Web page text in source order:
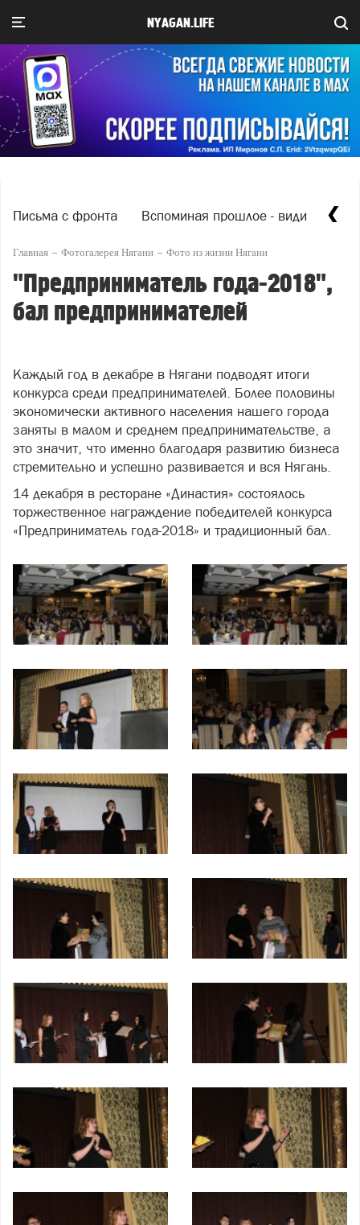
NYAGAN.LIFE
Письма с фронта Вспоминая прошлое - видим
Главная Фотогалерея Нягани Фото из жизни Нягани
"Предприниматель года-2018",
бал предпринимателей
Каждый год в декабре в Нягани подводят итоги
конкурса среди предпринимателей. Более половины
экономически активного населения нашего города
заняты в малом и среднем предпринимательстве, а
это значит, что именно благодаря развитию бизнеса
стремительно и успешно развивается и вся Нягань.
14 декабря в ресторане «Династия» состоялось
торжественное награждение победителей конкурса
«Предприниматель года-2018» и традиционный бал.